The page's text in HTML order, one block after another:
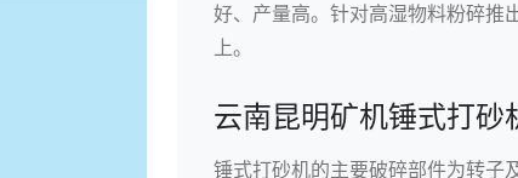
好、产量高。针对高湿物料粉碎推
上。
云南昆明矿机锤式打砂
锤式打砂机的主要破碎部件为转子